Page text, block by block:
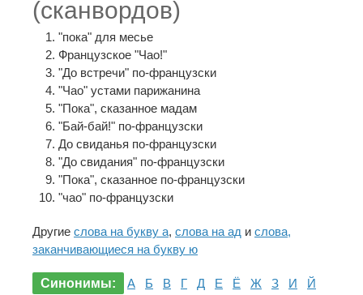
(сканвордов)
"пока" для месье
Французское "Чао!"
"До встречи" по-французски
"Чао" устами парижанина
"Пока", сказанное мадам
"Бай-бай!" по-французски
До свиданья по-французски
"До свидания" по-французски
"Пока", сказанное по-французски
"чао" по-французски
Другие слова на букву а, слова на ад и слова,
заканчивающиеся на букву ю
Синонимы: А Б В Г Д Е Ё Ж З И
Й